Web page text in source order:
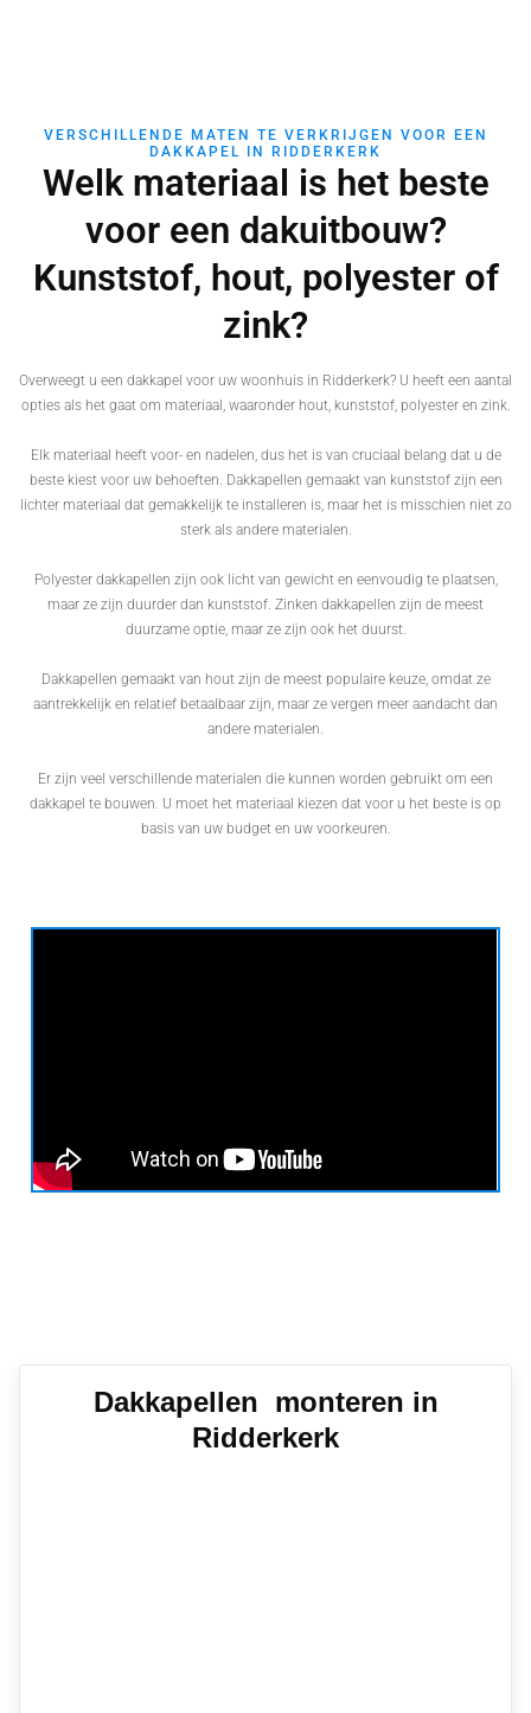
VERSCHILLENDE MATEN TE VERKRIJGEN VOOR EEN
DAKKAPEL IN RIDDERKERK
Welk materiaal is het beste
voor een dakuitbouw?
Kunststof, hout, polyester of
zink?
Overweegt u een dakkapel voor uw woonhuis in Ridderkerk? U heeft een aantal
opties als het gaat om materiaal, waaronder hout, kunststof, polyester en zink.
Elk materiaal heeft voor- en nadelen, dus het is van cruciaal belang dat u de
beste kiest voor uw behoeften. Dakkapellen gemaakt van kunststof zijn een
lichter materiaal dat gemakkelijk te installeren is, maar het is misschien niet zo
sterk als andere materialen.
Polyester dakkapellen zijn ook licht van gewicht en eenvoudig te plaatsen,
maar ze zijn duurder dan kunststof. Zinken dakkapellen zijn de meest
duurzame optie, maar ze zijn ook het duurst.
Dakkapellen gemaakt van hout zijn de meest populaire keuze, omdat ze
aantrekkelijk en relatief betaalbaar zijn, maar ze vergen meer aandacht dan
andere materialen.
Er zijn veel verschillende materialen die kunnen worden gebruikt om een
dakkapel te bouwen. U moet het materiaal kiezen dat voor u het beste is op
basis van uw budget en uw voorkeuren.
Dakkapellen monteren in
Ridderkerk